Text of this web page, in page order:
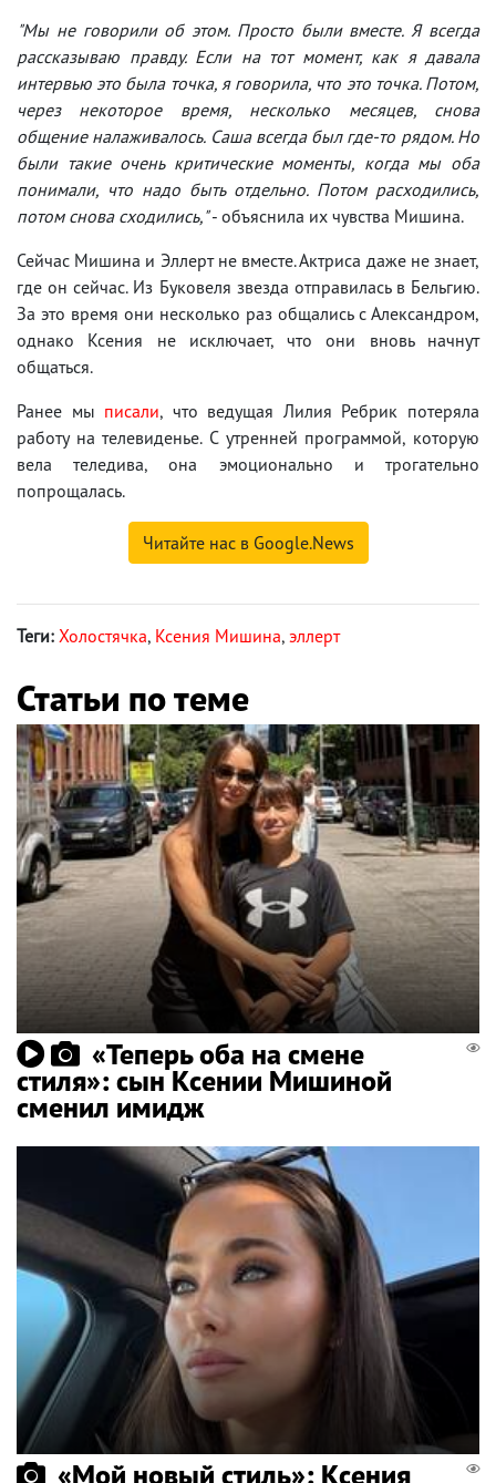
"Мы не говорили об этом. Просто были вместе. Я всегда
рассказываю правду. Если на тот момент, как я давала
интервью это была точка, я говорила, что это точка. Потом,
через некоторое время, несколько месяцев, снова
общение налаживалось. Саша всегда был где-то рядом. Но
были такие очень критические моменты, когда мы оба
понимали, что надо быть отдельно. Потом расходились,
потом снова сходились,"- объяснила их чувства Мишина.
Сейчас Мишина и Эллерт не вместе. Актриса даже не знает,
где он сейчас. Из Буковеля звезда отправилась в Бельгию.
За это время они несколько раз общались с Александром,
однако Ксения не исключает, что они вновь начнут
общаться.
Ранее мы писали, что ведущая Лилия Ребрик потеряла
работу на телевиденье. С утренней программой, которую
вела теледива, она эмоционально и трогательно
попрощалась.
Читайте нас в Google.News
Теги: Холостячка, Ксения Мишина, эллерт
Статьи по теме
«Теперь оба на смене
стиля»: сын Ксении Мишиной
сменил имидж
«Мой новый стиль»: Ксения